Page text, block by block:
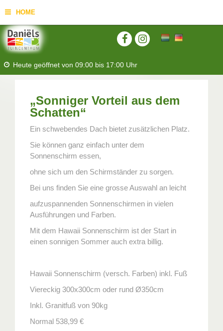
HOME
Heute geöffnet von 09:00 bis 17:00 Uhr
„Sonniger Vorteil aus dem
Schatten“
Ein schwebendes Dach bietet zusätzlichen Platz.
Sie können ganz einfach unter dem
Sonnenschirm essen,
ohne sich um den Schirmständer zu sorgen.
Bei uns finden Sie eine grosse Auswahl an leicht
aufzuspannenden Sonnenschirmen in vielen
Ausführungen und Farben.
Mit dem Hawaii Sonnenschirm ist der Start in
einen sonnigen Sommer auch extra billig.
Hawaii Sonnenschirm (versch. Farben) inkl. Fuß
Viereckig 300x300cm oder rund Ø350cm
Inkl. Granitfuß von 90kg
Normal 538,99 €